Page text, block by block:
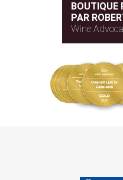
BOUTIQUE
PAR
Wine